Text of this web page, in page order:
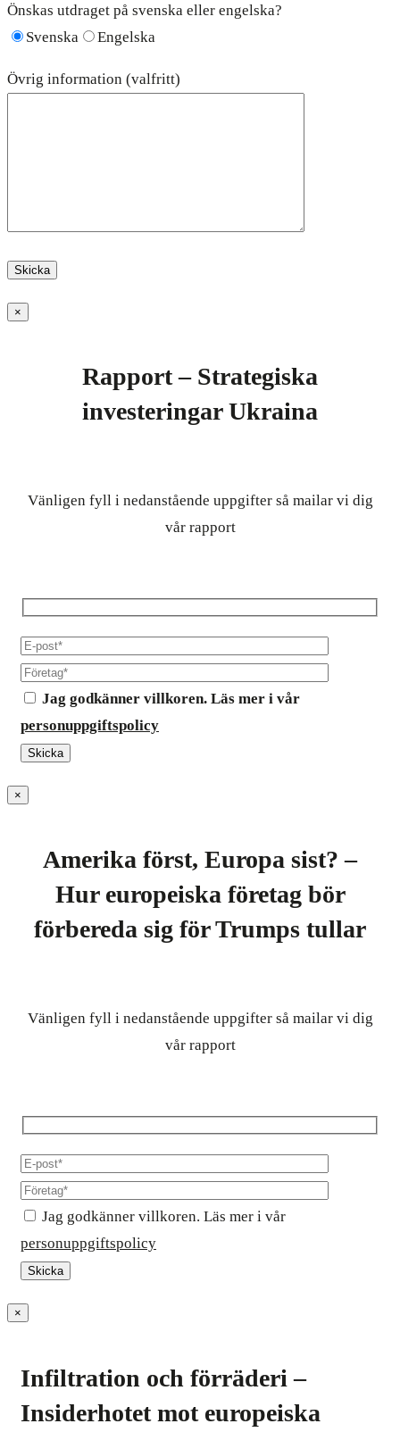
Önskas utdraget på svenska eller engelska?
Svenska
Engelska
Övrig information (valfritt)
×
Rapport – Strategiska
investeringar Ukraina
Vänligen fyll i nedanstående uppgifter så mailar vi dig
vår rapport
Jag godkänner villkoren. Läs mer i vår
personuppgiftspolicy
×
Amerika först, Europa sist? –
Hur europeiska företag bör
förbereda sig för Trumps tullar
Vänligen fyll i nedanstående uppgifter så mailar vi dig
vår rapport
Jag godkänner villkoren. Läs mer i vår
personuppgiftspolicy
×
Infiltration och förräderi –
Insiderhotet mot europeiska